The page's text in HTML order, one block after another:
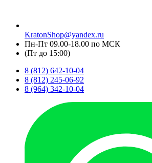
KratonShop@yandex.ru
Пн-Пт 09.00-18.00 по МСК
(Пт до 15:00)
8 (812) 642-10-04
8 (812) 245-06-92
8 (964) 342-10-04